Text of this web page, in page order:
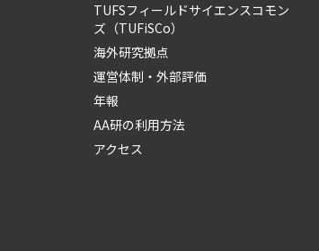
TUFSフィールドサイエンスコモン
ズ（TUFiSCo）
海外研究拠点
運営体制・外部評価
年報
AA研の利用方法
アクセス